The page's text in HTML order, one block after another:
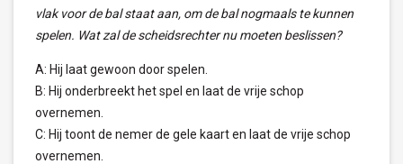
vlak voor de bal staat aan, om de bal nogmaals te kunnen
spelen. Wat zal de scheidsrechter nu moeten beslissen?
A: Hij laat gewoon door spelen.
B: Hij onderbreekt het spel en laat de vrije schop
overnemen.
C: Hij toont de nemer de gele kaart en laat de vrije schop
overnemen.